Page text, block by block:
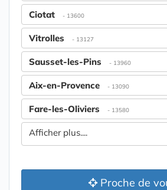
Ciotat - 13600
Vitrolles - 13127
Sausset-les-Pins - 13960
Aix-en-Provence - 13090
Fare-les-Oliviers - 13580
Afficher plus....
Proche de